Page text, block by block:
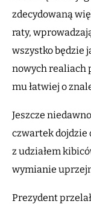
zdecydowaną
raty,
wszystko będzie
nowych realiach
mu łatwiej o
Jeszcze
czwartek dojdzie
z udziałem
wymianie
Prezydent